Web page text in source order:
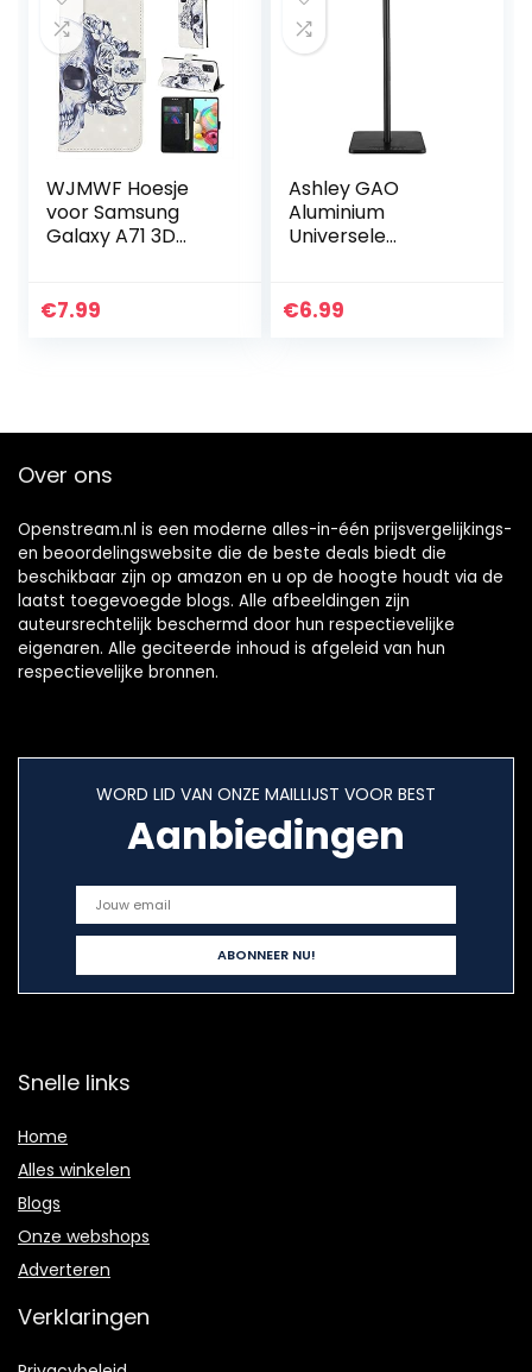
WJMWF Hoesje
voor Samsung
Galaxy A71 3D
Portemonnee Flip
€7.99
Ashley GAO
Aluminium
Universele
Headset
€6.99
Over ons
Openstream.nl is een moderne alles-in-één prijsvergelijkings-
en beoordelingswebsite die de beste deals biedt die
beschikbaar zijn op amazon en u op de hoogte houdt via de
laatst toegevoegde blogs. Alle afbeeldingen zijn
auteursrechtelijk beschermd door hun respectievelijke
eigenaren. Alle geciteerde inhoud is afgeleid van hun
respectievelijke bronnen.
WORD LID VAN ONZE MAILLIJST VOOR BEST
Aanbiedingen
Snelle links
Home
Alles winkelen
Blogs
Onze webshops
Adverteren
Verklaringen